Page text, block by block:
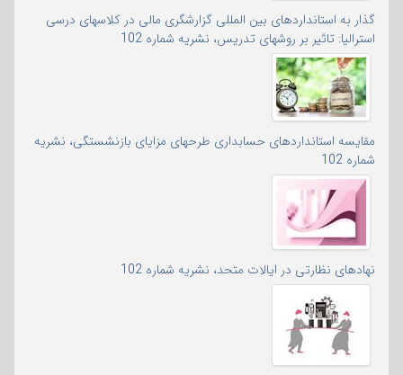
گذار به استانداردهای بین المللی گزارشگری مالی در کلاسهای درسی
استرالیا: تاثیر بر روشهای تدریس، نشریه شماره 102
مقایسه استانداردهای حسابداری طرحهای مزایای بازنشستگی، نشریه
شماره 102
نهادهای نظارتی در ایالات متحد، نشریه شماره 102